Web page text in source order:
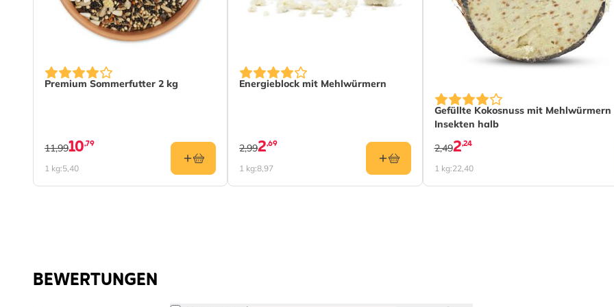
Premium Sommerfutter 2 kg
10,79
11,99
1 kg:5,40
Energieblock mit Mehlwürmern
2,69
2,99
1 kg:8,97
Gefüllte Kokosnuss mit Mehlwürmern
Insekten halb
2,24
2,49
1 kg:22,40
BEWERTUNGEN